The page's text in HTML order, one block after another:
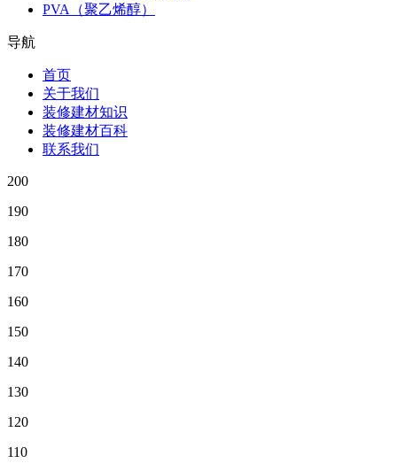
PVA（聚乙烯醇）
导航
首页
关于我们
装修建材知识
装修建材百科
联系我们
200
190
180
170
160
150
140
130
120
110